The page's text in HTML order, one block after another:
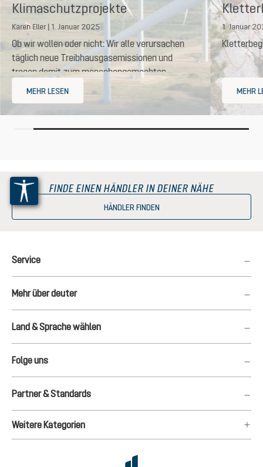
Klimaschutzprojekte
unterstützen
Karen Eller | 1. Januar 2025
Ob wir wollen oder nicht: Wir alle verursachen
täglich neue Treibhausgasemissionen und
tragen damit zum menschengemachten
Klimawandel bei.
MEHR LESEN
1. Januar
MEHR
FINDE EINEN HÄNDLER IN DEINER NÄHE
HÄNDLER FINDEN
Service
Mehr über deuter
Land & Sprache wählen
Folge uns
Partner & Standards
Weitere Kategorien